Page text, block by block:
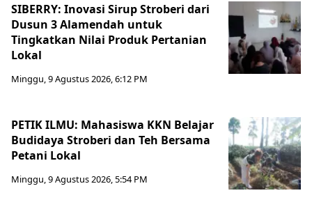
SIBERRY: Inovasi Sirup Stroberi dari
Dusun 3 Alamendah untuk
Tingkatkan Nilai Produk Pertanian
Lokal
Minggu, 9 Agustus 2026, 6:12 PM
PETIK ILMU: Mahasiswa KKN Belajar
Budidaya Stroberi dan Teh Bersama
Petani Lokal
Minggu, 9 Agustus 2026, 5:54 PM